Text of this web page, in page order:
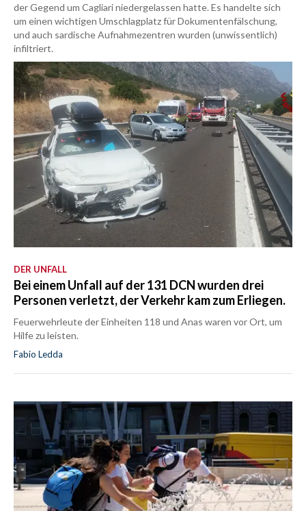
der Gegend um Cagliari niedergelassen hatte. Es handelte sich
um einen wichtigen Umschlagplatz für Dokumentenfälschung,
und auch sardische Aufnahmezentren wurden (unwissentlich)
infiltriert.
DER UNFALL
Bei einem Unfall auf der 131 DCN wurden drei
Personen verletzt, der Verkehr kam zum Erliegen.
Feuerwehrleute der Einheiten 118 und Anas waren vor Ort, um
Hilfe zu leisten.
Fabio Ledda